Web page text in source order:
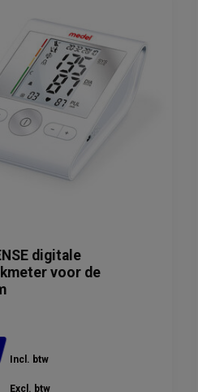
digitale
voor de
Incl. btw
Excl. btw